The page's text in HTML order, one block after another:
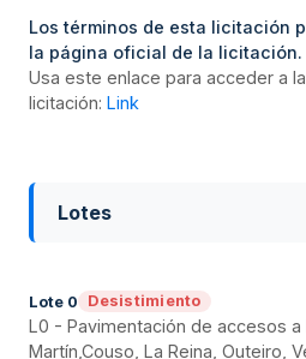
Los términos de esta licitación
la página oficial de la licitación.
Usa este enlace para acceder a
licitación: Link
Lotes
Lote 0 Desistimiento
L0 - Pavimentación de accesos
Martín,Couso, La Reina, Outeiro,